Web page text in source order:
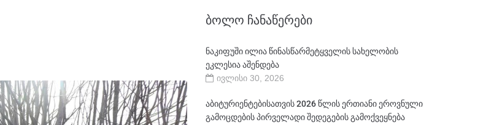
ᲑᲝᲚᲝ ᲩᲐᲜᲐᲬᲔᲠᲔᲑᲘ
ნაკიფუში ილია წინასწარმეტყველის სახელობის
ეკლესია აშენდება
ივლისი 30, 2026
აბიტურიენტებისათვის 2026 წლის ერთიანი ეროვნული
გამოცდების პირველადი შედეგების გამოქვეყნება